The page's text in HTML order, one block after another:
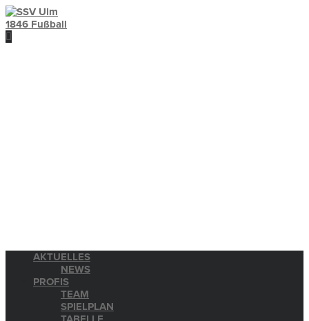
AKTUELLES
NEWS
PROFIS
TEAM
SPIELPLAN